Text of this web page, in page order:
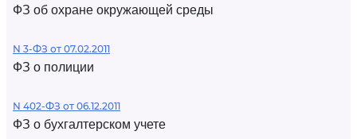
ФЗ об охране окружающей среды
N 3-ФЗ от 07.02.2011
ФЗ о полиции
N 402-ФЗ от 06.12.2011
ФЗ о бухгалтерском учете